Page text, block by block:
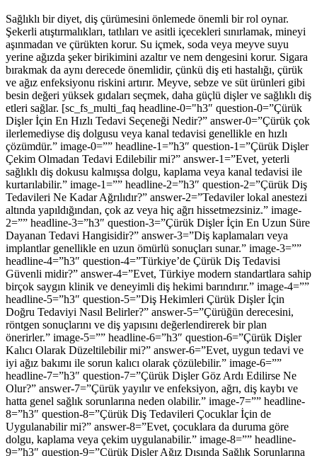
Sağlıklı bir diyet, diş çürümesini önlemede önemli bir rol oynar.
Şekerli atıştırmalıkları, tatlıları ve asitli içecekleri sınırlamak, mineyi
aşınmadan ve çürükten korur. Su içmek, soda veya meyve suyu
yerine ağızda şeker birikimini azaltır ve nem dengesini korur. Sigara
bırakmak da aynı derecede önemlidir, çünkü diş eti hastalığı, çürük
ve ağız enfeksiyonu riskini artırır. Meyve, sebze ve süt ürünleri gibi
besin değeri yüksek gıdaları seçmek, daha güçlü dişler ve sağlıklı diş
etleri sağlar. [sc_fs_multi_faq headline-0="h3″ question-0=”Çürük
Dişler İçin En Hızlı Tedavi Seçeneği Nedir?” answer-0=”Çürük çok
ilerlemediyse diş dolgusu veya kanal tedavisi genellikle en hızlı
çözümdür.” image-0=”” headline-1=”h3″ question-1=”Çürük Dişler
Çekim Olmadan Tedavi Edilebilir mi?” answer-1=”Evet, yeterli
sağlıklı diş dokusu kalmışsa dolgu, kaplama veya kanal tedavisi ile
kurtarılabilir.” image-1=”” headline-2=”h3″ question-2=”Çürük Diş
Tedavileri Ne Kadar Ağrılıdır?” answer-2=”Tedaviler lokal anestezi
altında yapıldığından, çok az veya hiç ağrı hissetmezsiniz.” image-
2=”” headline-3=”h3″ question-3=”Çürük Dişler İçin En Uzun Süre
Dayanan Tedavi Hangisidir?” answer-3=”Diş kaplamaları veya
implantlar genellikle en uzun ömürlü sonuçları sunar.” image-3=””
headline-4=”h3″ question-4=”Türkiye’de Çürük Diş Tedavisi
Güvenli midir?” answer-4=”Evet, Türkiye modern standartlara sahip
birçok saygın klinik ve deneyimli diş hekimi barındırır.” image-4=””
headline-5=”h3″ question-5=”Diş Hekimleri Çürük Dişler İçin
Doğru Tedaviyi Nasıl Belirler?” answer-5=”Çürüğün derecesini,
röntgen sonuçlarını ve diş yapısını değerlendirerek bir plan
önerirler.” image-5=”” headline-6=”h3″ question-6=”Çürük Dişler
Kalıcı Olarak Düzeltilebilir mi?” answer-6=”Evet, uygun tedavi ve
iyi ağız bakımı ile sorun kalıcı olarak çözülebilir.” image-6=””
headline-7=”h3″ question-7=”Çürük Dişler Göz Ardı Edilirse Ne
Olur?” answer-7=”Çürük yayılır ve enfeksiyon, ağrı, diş kaybı ve
hatta genel sağlık sorunlarına neden olabilir.” image-7=”” headline-
8=”h3″ question-8=”Çürük Diş Tedavileri Çocuklar İçin de
Uygulanabilir mi?” answer-8=”Evet, çocuklara da duruma göre
dolgu, kaplama veya çekim uygulanabilir.” image-8=”” headline-
9=”h3″ question-9=”Çürük Dişler Ağız Dışında Sağlık Sorunlarına